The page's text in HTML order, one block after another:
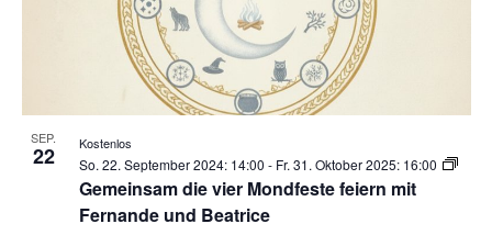
SEP.
22
Gemeinsam die vier Mondfeste feiern mit
Fernande und Beatrice
So. 22. September 2024: 14:00 - Fr. 31. Oktober 2025: 16:00
Kostenlos